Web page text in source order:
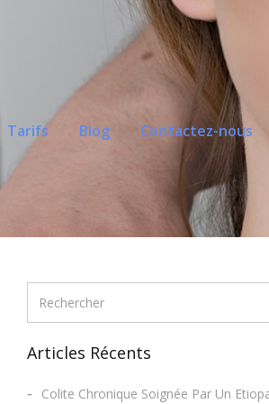
Tarifs Blog Contactez-nous
Articles Récents
Colite Chronique Soignée Par Un